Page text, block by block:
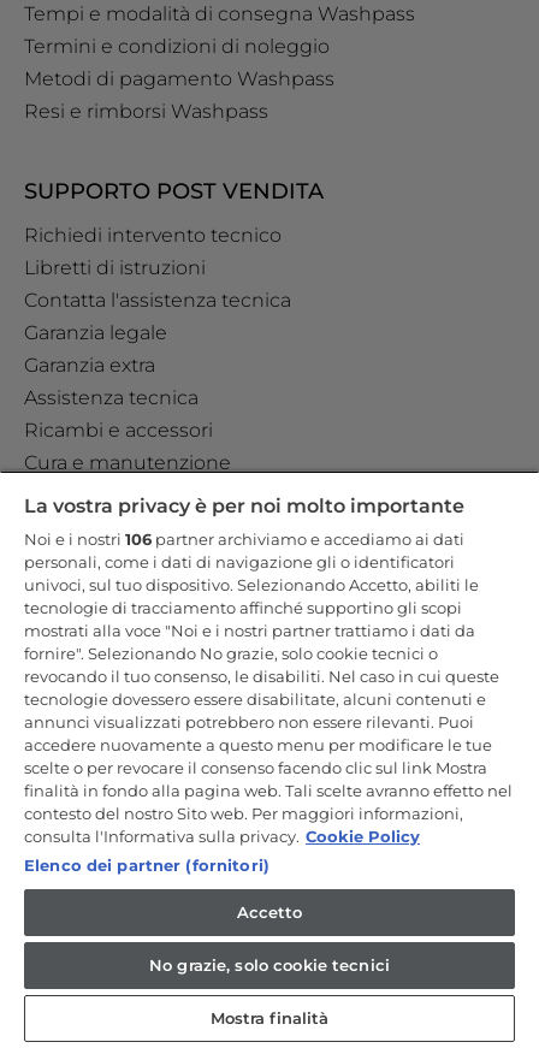
Tempi e modalità di consegna Washpass
Termini e condizioni di noleggio
Metodi di pagamento Washpass
Resi e rimborsi Washpass
SUPPORTO POST VENDITA
Richiedi intervento tecnico
Libretti di istruzioni
Contatta l'assistenza tecnica
Garanzia legale
Garanzia extra
Assistenza tecnica
Ricambi e accessori
Cura e manutenzione
Resta in Contatto
Iscriviti Ora
CANDY HOOVER GROUP S.r.I. - a Socio Unico - SEDE LEGALE: Via
Comolli, 57 - 20861 Brugherio (MB) - Italia - SEDI AMMINISTRATIVE:
Via Privata Eden Fumagalli snc - 20861 Brugherio (MB) e Via Trento
n. 20/A-22 - 20871 Vimercate (MB) - Italia - Tel.: +39.039.2086.1 - Fax:
+39.039.2086.237 - Capitale sociale € 35.000.000,00 i.v. - Cod.
Fiscale e n. iscr. al Registro Imprese di Milano-Monza-Brianza-Lodi
04666310158 - P. IVA 00786860965 - Numero REA: MB-1033934 -
direzione e coordinamento di Candy S.p.A. - Casella PEC:
candyhoovergroupsrl@legalmail.it
IT / Italiano
La vostra privacy è per noi molto importante
Noi e i nostri 106 partner archiviamo e accediamo ai dati
personali, come i dati di navigazione gli o identificatori
univoci, sul tuo dispositivo. Selezionando Accetto, abiliti le
tecnologie di tracciamento affinché supportino gli scopi
mostrati alla voce "Noi e i nostri partner trattiamo i dati da
fornire". Selezionando No grazie, solo cookie tecnici o
revocando il tuo consenso, le disabiliti. Nel caso in cui queste
tecnologie dovessero essere disabilitate, alcuni contenuti e
annunci visualizzati potrebbero non essere rilevanti. Puoi
accedere nuovamente a questo menu per modificare le tue
scelte o per revocare il consenso facendo clic sul link Mostra
finalità in fondo alla pagina web. Tali scelte avranno effetto nel
contesto del nostro Sito web. Per maggiori informazioni,
consulta l'Informativa sulla privacy. Cookie Policy
Elenco dei partner (fornitori)
Accetto
No grazie, solo cookie tecnici
Mostra finalità